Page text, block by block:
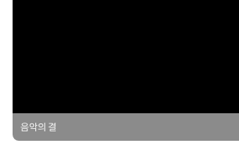
음악의 결